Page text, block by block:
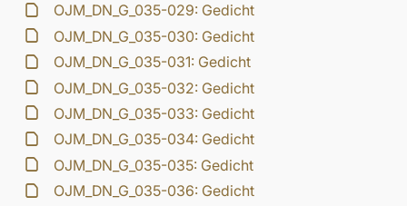
OJM_DN_G_035-029: Gedicht
OJM_DN_G_035-030: Gedicht
OJM_DN_G_035-031: Gedicht
OJM_DN_G_035-032: Gedicht
OJM_DN_G_035-033: Gedicht
OJM_DN_G_035-034: Gedicht
OJM_DN_G_035-035: Gedicht
OJM_DN_G_035-036: Gedicht